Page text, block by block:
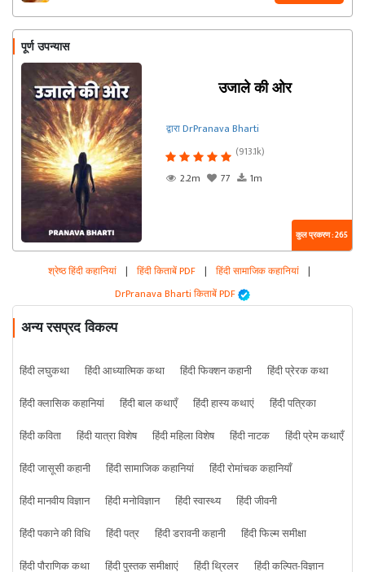
पूर्ण उपन्यास
उजाले की ओर
द्वारा DrPranava Bharti
(913.1k)
2.2m
77 1m
कुल प्रकरण : 265
श्रेष्ठ हिंदी कहानियां | हिंदी किताबें PDF | हिंदी सामाजिक कहानियां |
DrPranava Bharti किताबें PDF
अन्य रसप्रद विकल्प
हिंदी लघुकथा हिंदी आध्यात्मिक कथा हिंदी फिक्शन कहानी
हिंदी प्रेरक कथा
हिंदी क्लासिक कहानियां
हिंदी बाल कथाएँ हिंदी हास्य कथाएं
हिंदी पत्रिका
हिंदी कविता
हिंदी यात्रा विशेष हिंदी महिला विशेष हिंदी नाटक
हिंदी प्रेम कथाएँ
हिंदी जासूसी कहानी
हिंदी सामाजिक कहानियां
हिंदी रोमांचक कहानियाँ
हिंदी मानवीय विज्ञान
हिंदी मनोविज्ञान हिंदी स्वास्थ्य
हिंदी जीवनी
हिंदी पकाने की विधि
हिंदी पत्र हिंदी डरावनी कहानी
हिंदी फिल्म समीक्षा
हिंदी पौराणिक कथा
हिंदी पुस्तक समीक्षाएं हिंदी थ्रिलर हिंदी कल्पित-विज्ञान